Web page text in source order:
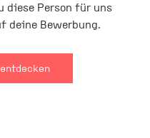
diese Person für uns
deine Bewerbung.